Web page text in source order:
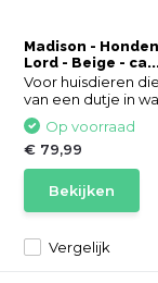
Madison -
Lord - Beige -
Voor huisdieren
van een dutje in
Vergelijk
Op voorraad
€ 79,99
Bekijken